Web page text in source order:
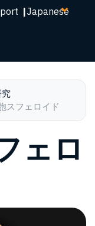
|Select
スフェロイド
ェロ